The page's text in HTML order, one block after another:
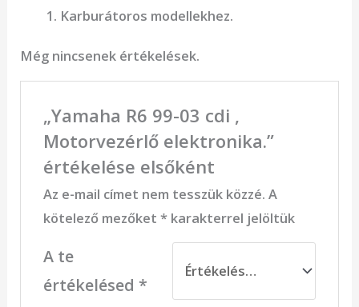
Karburátoros modellekhez.
Még nincsenek értékelések.
„Yamaha R6 99-03 cdi ,
Motorvezérlő elektronika.”
értékelése elsőként
Az e-mail címet nem tesszük közzé. A
kötelező mezőket *karakterrel jelöltük
A te
értékelésed *